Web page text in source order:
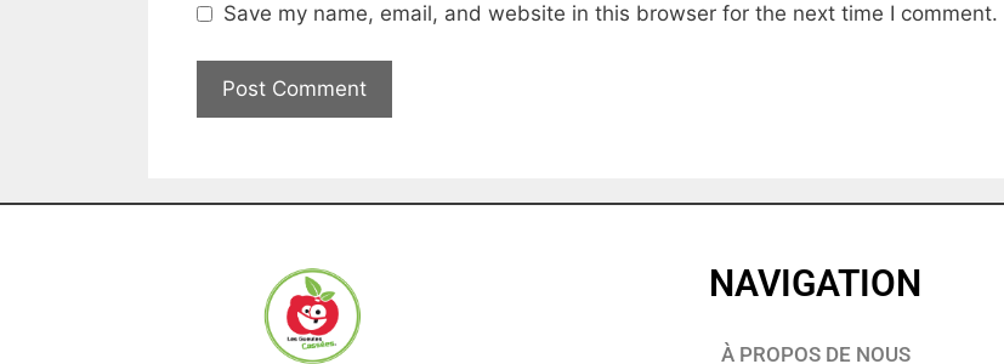
Save my name, email, and website in this browser for the next time I comment.
NAVIGATION
À PROPOS DE NOUS